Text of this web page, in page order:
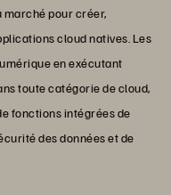
marché pour créer,
cloud natives. Les
en exécutant
toute catégorie de cloud,
fonctions intégrées de
des données et de